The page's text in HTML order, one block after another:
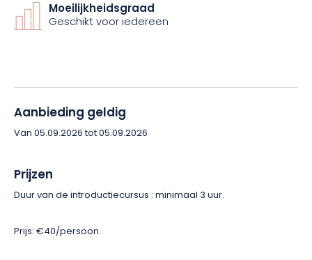
Moeilijkheidsgraad
Geschikt voor iedereen
Aanbieding geldig
Van 05.09.2026 tot 05.09.2026
Prijzen
Duur van de introductiecursus : minimaal 3 uur.
Prijs: €40/persoon.